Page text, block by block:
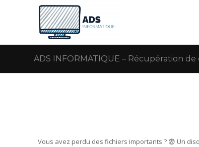
ADS INFORMATIQUE – Récupération
Vous avez perdu des fichiers importants ? 😨 Un